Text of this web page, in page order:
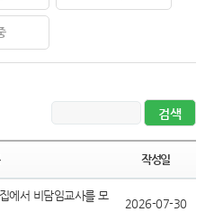
작성일
에서 비담임교사를 모
2026-07-30